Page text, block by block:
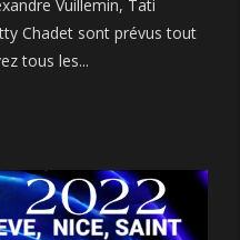
Vuillemin, Tati
Chadet sont prévus tout
tous les...